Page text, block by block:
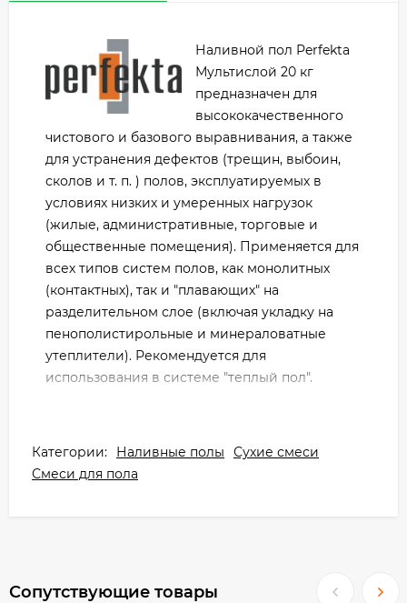
Наливной пол Perfekta
Мультислой 20 кг
предназначен для
высококачественного
чистового и базового выравнивания, а также
для устранения дефектов (трещин, выбоин,
сколов и т. п. ) полов, эксплуатируемых в
условиях низких и умеренных нагрузок
(жилые, административные, торговые и
общественные помещения). Применяется для
всех типов систем полов, как монолитных
(контактных), так и "плавающих" на
разделительном слое (включая укладку на
пенополистирольные и минераловатные
утеплители). Рекомендуется для
использования в системе "теплый пол".
помещениях с нормальной и повышенной
влажностью. Для ручного и машинного
Категории: Наливные полы
Сухие смеси
Смеси для пола
Сопутствующие товары